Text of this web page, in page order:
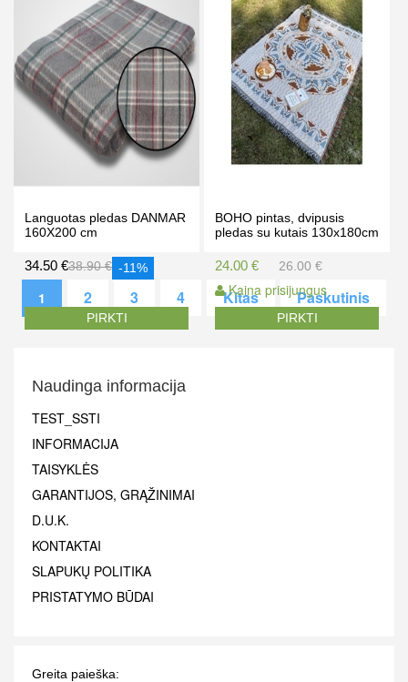
PIRKTI PIRKTI
Languotas pledas DANMAR
160X200 cm
34.50 €38.90 € -11%
PIRKTI
BOHO pintas, dvipusis
pledas su kutais 130x180cm
24.00 €
Kaina prisijungus
26.00 €
PIRKTI
1 2 3 4 Kitas Paskutinis
Naudinga informacija
TEST_SSTI
INFORMACIJA
TAISYKLĖS
GARANTIJOS, GRĄŽINIMAI
D.U.K.
KONTAKTAI
SLAPUKŲ POLITIKA
PRISTATYMO BŪDAI
Greita paieška: